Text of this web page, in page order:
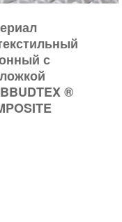
с
®